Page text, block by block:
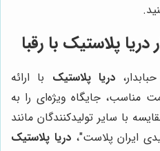
دریا پلاستیک با رقبا
دریا پلاستیک با ارائه
مناسب، جایگاه ویژه‌ای را به
با سایر تولیدکنندگان مانند
ایران پلاست"،دریا پلاستیک